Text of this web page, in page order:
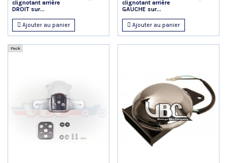
clignotant arrière
DROIT sur...
Ajouter au panier
clignotant arrière
GAUCHE sur...
Ajouter au panier
Pack